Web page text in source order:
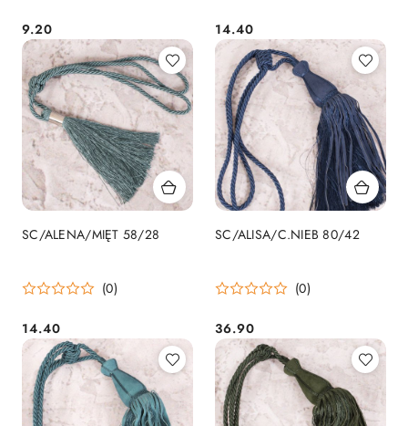
Cena:
9.20 Cena:
14.40
SC/ALENA/MIĘT 58/28
(0)
Cena:
14.40
SC/ALISA/C.NIEB 80/42
(0)
Cena:
36.90